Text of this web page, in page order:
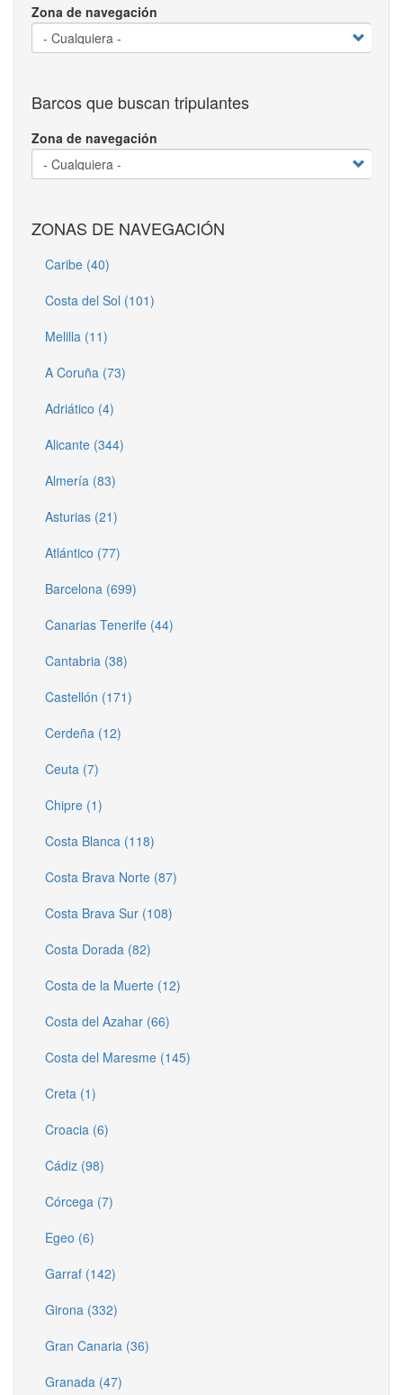
Zona de navegación
Barcos que buscan tripulantes
Zona de navegación
ZONAS DE NAVEGACIÓN
Caribe (40)
Costa del Sol (101)
Melilla (11)
A Coruña (73)
Adriático (4)
Alicante (344)
Almería (83)
Asturias (21)
Atlántico (77)
Barcelona (699)
Canarias Tenerife (44)
Cantabria (38)
Castellón (171)
Cerdeña (12)
Ceuta (7)
Chipre (1)
Costa Blanca (118)
Costa Brava Norte (87)
Costa Brava Sur (108)
Costa Dorada (82)
Costa de la Muerte (12)
Costa del Azahar (66)
Costa del Maresme (145)
Creta (1)
Croacia (6)
Cádiz (98)
Córcega (7)
Egeo (6)
Garraf (142)
Girona (332)
Gran Canaria (36)
Granada (47)